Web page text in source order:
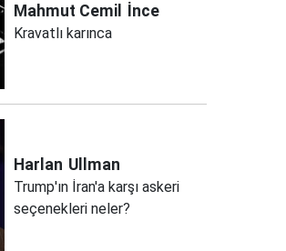
Mahmut Cemil İnce
Kravatlı karınca
Harlan Ullman
Trump'ın İran'a karşı askeri
seçenekleri neler?